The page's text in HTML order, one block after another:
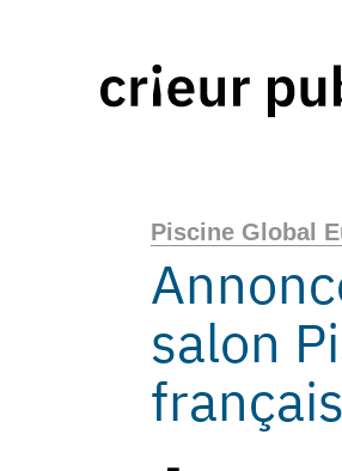
Piscine Global
salon